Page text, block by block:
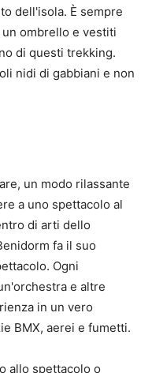
dell'isola. È sempre
ombrello e vestiti
di questi trekking.
nidi di gabbiani e non
un modo rilassante
a uno spettacolo al
di arti dello
fa il suo
Ogni
e altre
in un vero
BMX, aerei e fumetti.
allo spettacolo o